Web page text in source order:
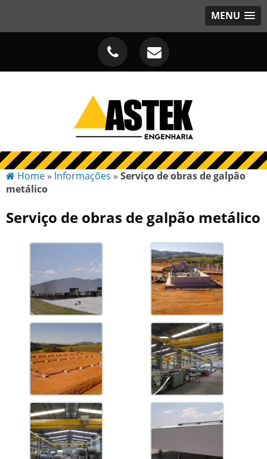
MENU
Home » Informações » Serviço de obras de galpão
metálico
Serviço de obras de galpão metálico